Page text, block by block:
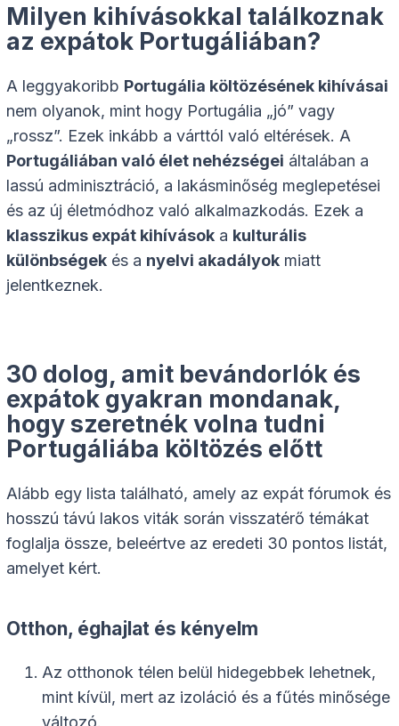
Milyen kihívásokkal találkoznak
az expátok Portugáliában?
A leggyakoribb Portugália költözésének kihívásai
nem olyanok, mint hogy Portugália „jó” vagy
„rossz”. Ezek inkább a várttól való eltérések. A
Portugáliában való élet nehézségei általában a
lassú adminisztráció, a lakásminőség meglepetései
és az új életmódhoz való alkalmazkodás. Ezek a
klasszikus expát kihívások a kulturális
különbségek és a nyelvi akadályok miatt
jelentkeznek.
30 dolog, amit bevándorlók és
expátok gyakran mondanak,
hogy szeretnék volna tudni
Portugáliába költözés előtt
Alább egy lista található, amely az expát fórumok és
hosszú távú lakos viták során visszatérő témákat
foglalja össze, beleértve az eredeti 30 pontos listát,
amelyet kért.
Otthon, éghajlat és kényelm
Az otthonok télen belül hidegebbek lehetnek,
mint kívül, mert az izoláció és a fűtés minősége